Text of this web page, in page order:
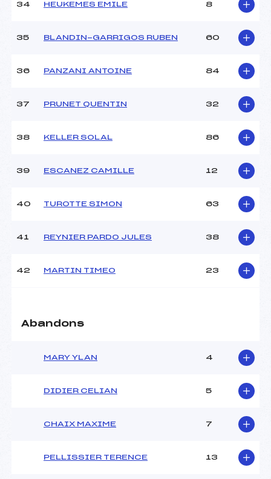
34 HEUKEMES EMILE 8
35 BLANDIN-GARRIGOS RUBEN 60
36 PANZANI ANTOINE 84
37 PRUNET QUENTIN 32
38 KELLER SOLAL 86
39 ESCANEZ CAMILLE 12
40 TUROTTE SIMON 63
41 REYNIER PARDO JULES 38
42 MARTIN TIMEO 23
Abandons
MARY YLAN 4
DIDIER CELIAN 5
CHAIX MAXIME 7
PELLISSIER TERENCE 13